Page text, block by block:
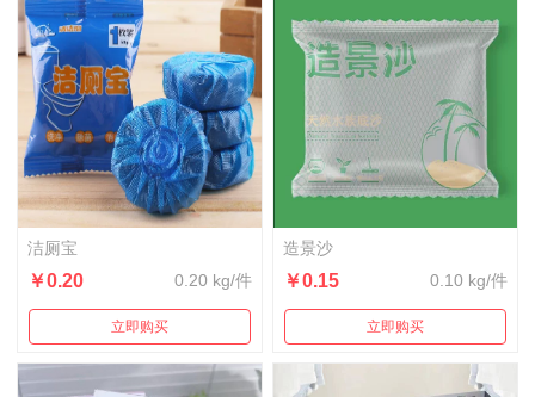
洁厕宝
￥0.20 0.20 kg/件
立即购买
造景沙
￥0.15 0.10 kg/件
立即购买